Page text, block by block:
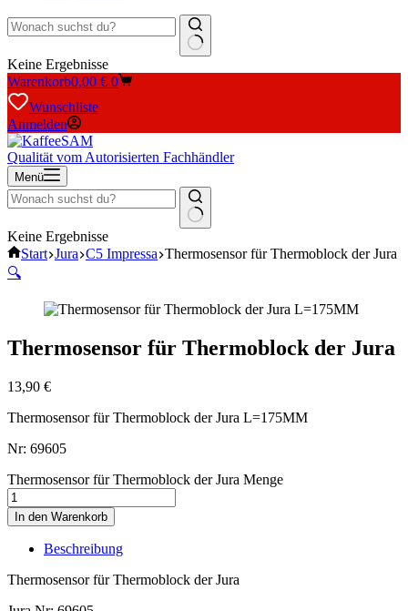
Keine Ergebnisse
Warenkorb0,00 € 0
Wunschliste
Anmelden
Qualität vom Autorisierten Fachhändler
Menü
Keine Ergebnisse
Start Jura C5 Impressa Thermosensor für Thermoblock der Jura
🔍
Thermosensor für Thermoblock der Jura
13,90 €
Thermosensor für Thermoblock der Jura L=175MM
Nr: 69605
Thermosensor für Thermoblock der Jura Menge
In den Warenkorb
Beschreibung
Thermosensor für Thermoblock der Jura